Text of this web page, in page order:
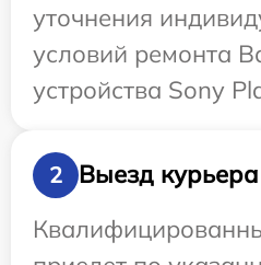
уточнения
условий ремонта
устройства Sony
2
Выезд